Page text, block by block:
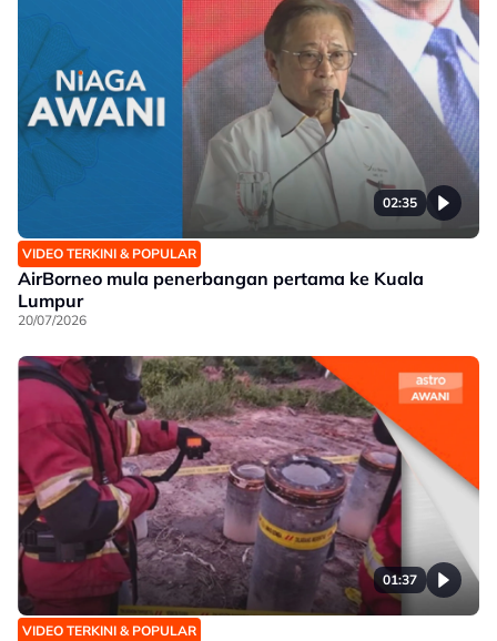
02:35
VIDEO TERKINI & POPULAR
AirBorneo mula penerbangan pertama ke Kuala
Lumpur
20/07/2026
01:37
VIDEO TERKINI & POPULAR